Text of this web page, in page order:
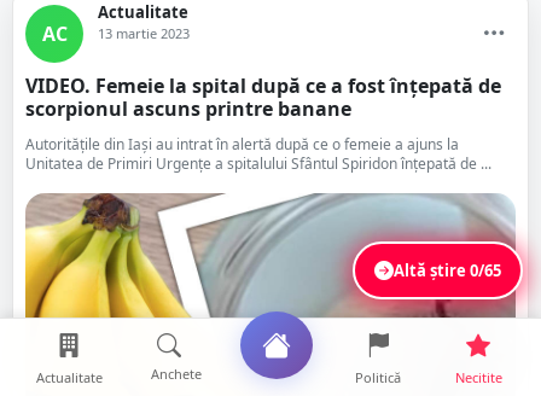
AC
Actualitate
13 martie 2023
VIDEO. Femeie la spital după ce a fost înțepată de
scorpionul ascuns printre banane
Autoritățile din Iași au intrat în alertă după ce o femeie a ajuns la
Unitatea de Primiri Urgențe a spitalului Sfântul Spiridon înțepată de ...
Altă știre0/65
Actualitate Anchete Politică Necitite